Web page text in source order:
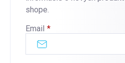
shope.
Email